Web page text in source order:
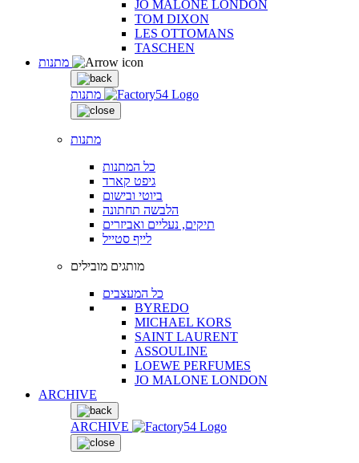
JO MALONE LONDON
TOM DIXON
LES OTTOMANS
TASCHEN
מתנות
מתנות
כל המתנות
גיפט קארד
ביוטי ובישום
הלבשה תחתונה
תיקים, נעליים ואביזרים
לייף סטייל
מותגים מובילים
כל המעצבים
BYREDO
MICHAEL KORS
SAINT LAURENT
ASSOULINE
LOEWE PERFUMES
JO MALONE LONDON
ARCHIVE
ARCHIVE